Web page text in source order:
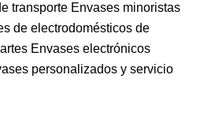
transporte Envases minoristas
de electrodomésticos de
Envases electrónicos
personalizados y servicio